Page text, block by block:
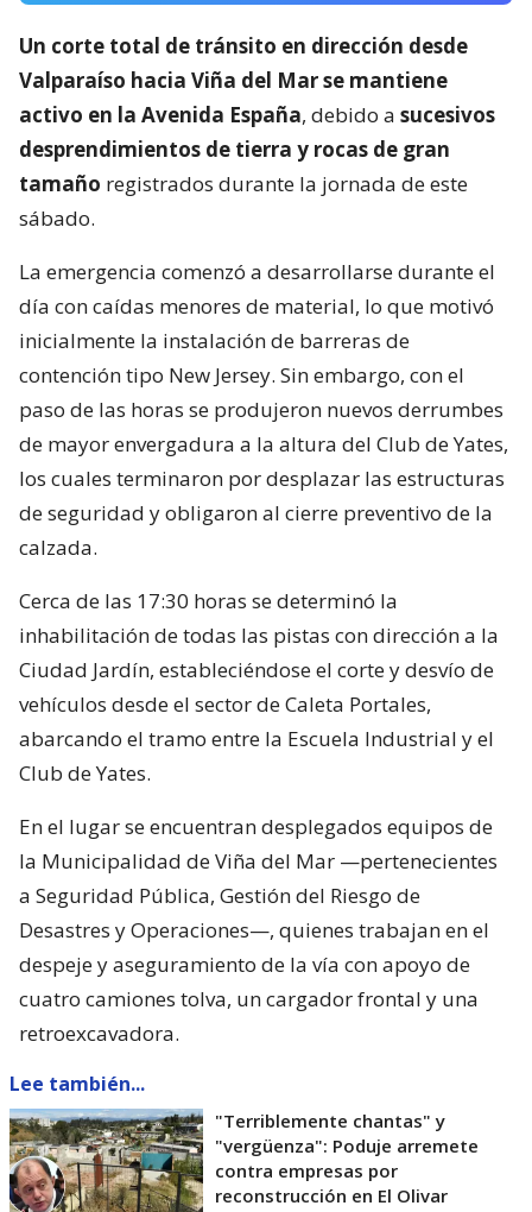
Un corte total de tránsito en dirección desde
Valparaíso hacia Viña del Mar se mantiene
activo en la Avenida España, debido a sucesivos
desprendimientos de tierra y rocas de gran
tamaño registrados durante la jornada de este
sábado.
La emergencia comenzó a desarrollarse durante el
día con caídas menores de material, lo que motivó
inicialmente la instalación de barreras de
contención tipo New Jersey. Sin embargo, con el
paso de las horas se produjeron nuevos derrumbes
de mayor envergadura a la altura del Club de Yates,
los cuales terminaron por desplazar las estructuras
de seguridad y obligaron al cierre preventivo de la
calzada.
Cerca de las 17:30 horas se determinó la
inhabilitación de todas las pistas con dirección a la
Ciudad Jardín, estableciéndose el corte y desvío de
vehículos desde el sector de Caleta Portales,
abarcando el tramo entre la Escuela Industrial y el
Club de Yates.
En el lugar se encuentran desplegados equipos de
la Municipalidad de Viña del Mar —pertenecientes
a Seguridad Pública, Gestión del Riesgo de
Desastres y Operaciones—, quienes trabajan en el
despeje y aseguramiento de la vía con apoyo de
cuatro camiones tolva, un cargador frontal y una
retroexcavadora.
Lee también...
"Terriblemente chantas" y
"vergüenza": Poduje arremete
contra empresas por
reconstrucción en El Olivar